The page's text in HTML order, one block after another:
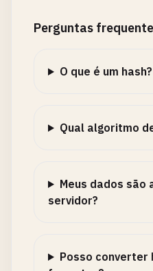
Perguntas
O que é um hash?
Qual algoritmo
Meus dados são
servidor?
Posso converter